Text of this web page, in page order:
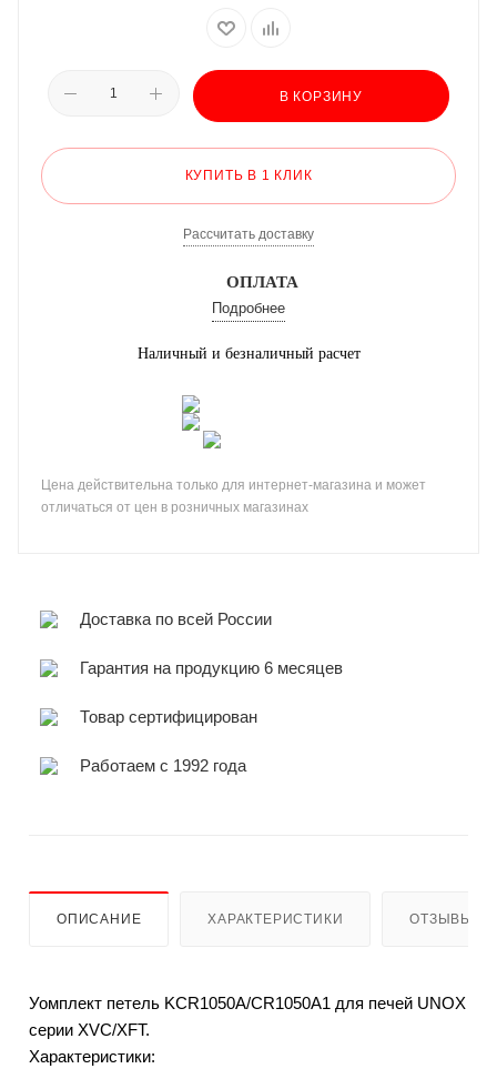
В КОРЗИНУ
КУПИТЬ В 1 КЛИК
Рассчитать доставку
ОПЛАТА
Подробнее
Наличный и безналичный расчет
Цена действительна только для интернет-магазина и может
отличаться от цен в розничных магазинах
Доставка по всей России
Гарантия на продукцию 6 месяцев
Товар сертифицирован
Работаем с 1992 года
ОПИСАНИЕ ХАРАКТЕРИСТИКИ ОТЗЫВЫ
Уомплект петель KCR1050A/CR1050A1 для печей UNOX
серии XVC/XFT.
Характеристики: